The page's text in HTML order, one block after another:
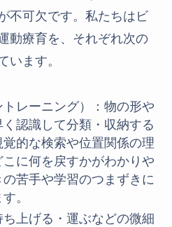
不可欠です。私たちはビ
動療育を、それぞれ次の
います。
レーニング）：物の形や
認識して分類・収納する
的な検索や位置関係の理
に何を戻すかがわかりや
苦手や学習のつまずきに
。
上げる・運ぶなどの微細